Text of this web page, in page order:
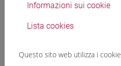
Informazioni sui cookie
Lista cookies
Questo sito web utilizza i cookie